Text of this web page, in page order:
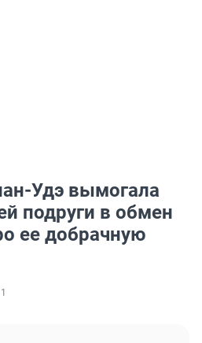
Удэ вымогала
подруги в обмен
ее добрачную